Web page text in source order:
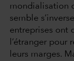
mondialisation
semble
entreprises ont
l’étranger pour
leurs marges.